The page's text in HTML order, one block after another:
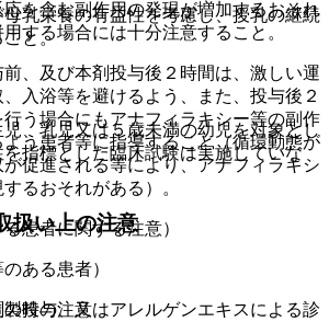
乳栄養の有益性を考慮し、授乳の継続
と。
、乳児又は５歳未満の幼児を対象とし
指標とした臨床試験は実施していな
扱い上の注意
時の注意
を含む副作用の発現が増加するおそれ
する場合には十分注意すること。
、及び本剤投与後２時間は、激しい運
入浴等を避けるよう、また、投与後２
う場合にもアナフィラキシー等の副作
う患者等に指導すること（循環動態が
促進される等により、アナフィラキシ
るおそれがある）。
患者に関する注意）
ある患者）
投与、又はアレルゲンエキスによる診